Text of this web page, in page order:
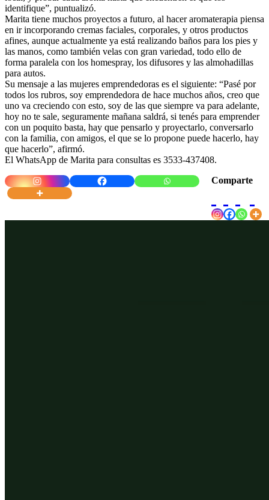
identifique”, puntualizó.
Marita tiene muchos proyectos a futuro, al hacer aromaterapia piensa
en ir incorporando cremas faciales, corporales, y otros productos
afines, aunque actualmente ya está realizando baños para los pies y
las manos, como también velas con gran variedad, todo ello de
forma paralela con los homespray, los difusores y las almohadillas
para autos.
Su mensaje a las mujeres emprendedoras es el siguiente: “Pasé por
todos los rubros, soy emprendedora de hace muchos años, creo que
uno va creciendo con esto, soy de las que siempre va para adelante,
hoy no te sale, seguramente mañana saldrá, si tenés para emprender
con un poquito basta, hay que pensarlo y proyectarlo, conversarlo
con la familia, con amigos, el que se lo propone puede hacerlo, hay
que hacerlo”, afirmó.
El WhatsApp de Marita para consultas es 3533-437408.
Comparte